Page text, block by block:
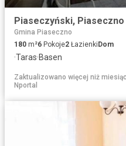
Piaseczyński, Piaseczno
Gmina Piaseczno
180 m²6 Pokoje2 Łazienki Dom
·Taras·Basen
Zaktualizowano więcej niż
Nportal